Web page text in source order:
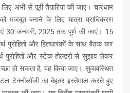
अभी से पूरी तैयारियां की जाए। चारधाम
मजबूत बनाने के लिए यात्रा प्राधिकरण
30 जनवरी, 2025 तक पूर्ण की जाएं। 15
पुरोहितों और हितधारकों के साथ बैठक कर
पुरोहितों और स्टेक होल्डरों से सुझाव लेकर
हो सकता है, वह किया जाए। सुव्यवस्थित
टेक्नोलॉजी का बेहतर इस्तेमाल करते हुए